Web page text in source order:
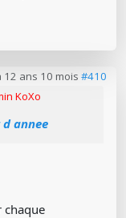
12 ans 10 mois #410
KoXo
annee
chaque